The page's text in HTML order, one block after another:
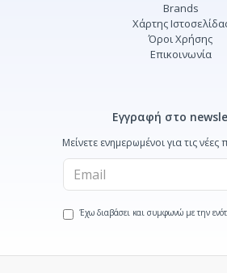
Brands
Χάρτης
Όροι Χρήσης
Επικοινωνία
Εγγραφή στο
Μείνετε ενημερωμένοι για τις
Έχω διαβάσει και συμφωνώ με την